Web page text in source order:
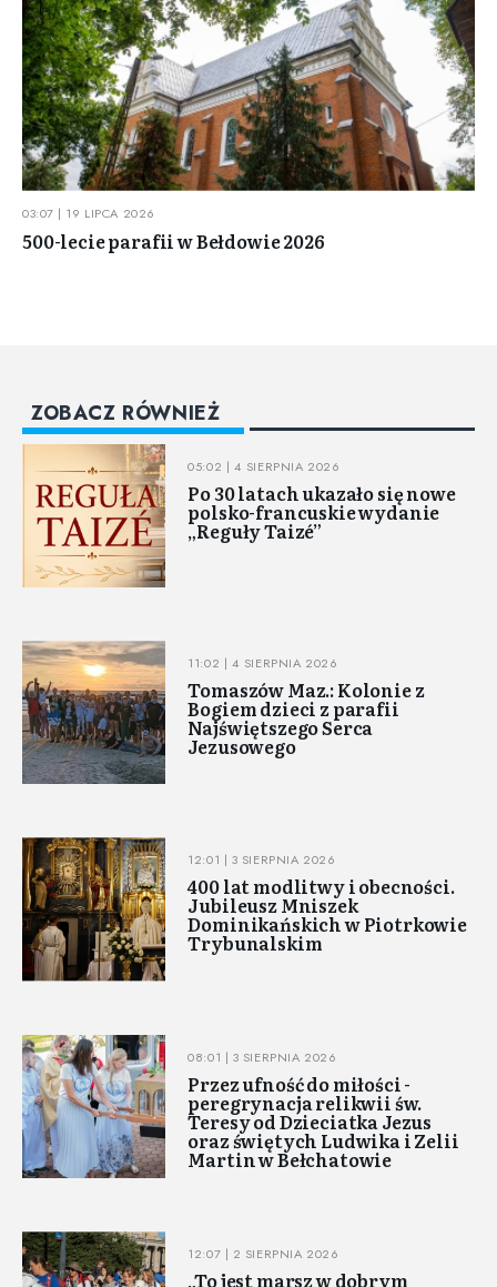
03:07 | 19 LIPCA 2026
500-lecie parafii w Bełdowie 2026
ZOBACZ RÓWNIEŻ
05:02 | 4 SIERPNIA 2026
Po 30 latach ukazało się nowe
polsko-francuskie wydanie
„Reguły Taizé”
11:02 | 4 SIERPNIA 2026
Tomaszów Maz.: Kolonie z
Bogiem dzieci z parafii
Najświętszego Serca
Jezusowego
12:01 | 3 SIERPNIA 2026
400 lat modlitwy i obecności.
Jubileusz Mniszek
Dominikańskich w Piotrkowie
Trybunalskim
08:01 | 3 SIERPNIA 2026
Przez ufność do miłości -
peregrynacja relikwii św.
Teresy od Dzieciatka Jezus
oraz świętych Ludwika i Zelii
Martin w Bełchatowie
12:07 | 2 SIERPNIA 2026
„To jest marsz w dobrym